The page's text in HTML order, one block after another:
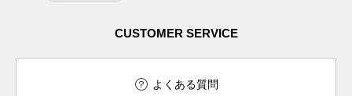
CUSTOMER SERVICE
よくある質問